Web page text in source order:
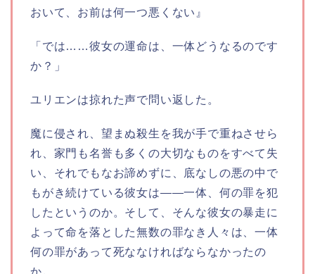
おいて、お前は何一つ悪くない』
「では……彼女の運命は、一体どうなるのです
か？」
ユリエンは掠れた声で問い返した。
魔に侵され、望まぬ殺生を我が手で重ねさせら
れ、家門も名誉も多くの大切なものをすべて失
い、それでもなお諦めずに、底なしの悪の中で
もがき続けている彼女は――一体、何の罪を犯
したというのか。そして、そんな彼女の暴走に
よって命を落とした無数の罪なき人々は、一体
何の罪があって死ななければならなかったの
か。